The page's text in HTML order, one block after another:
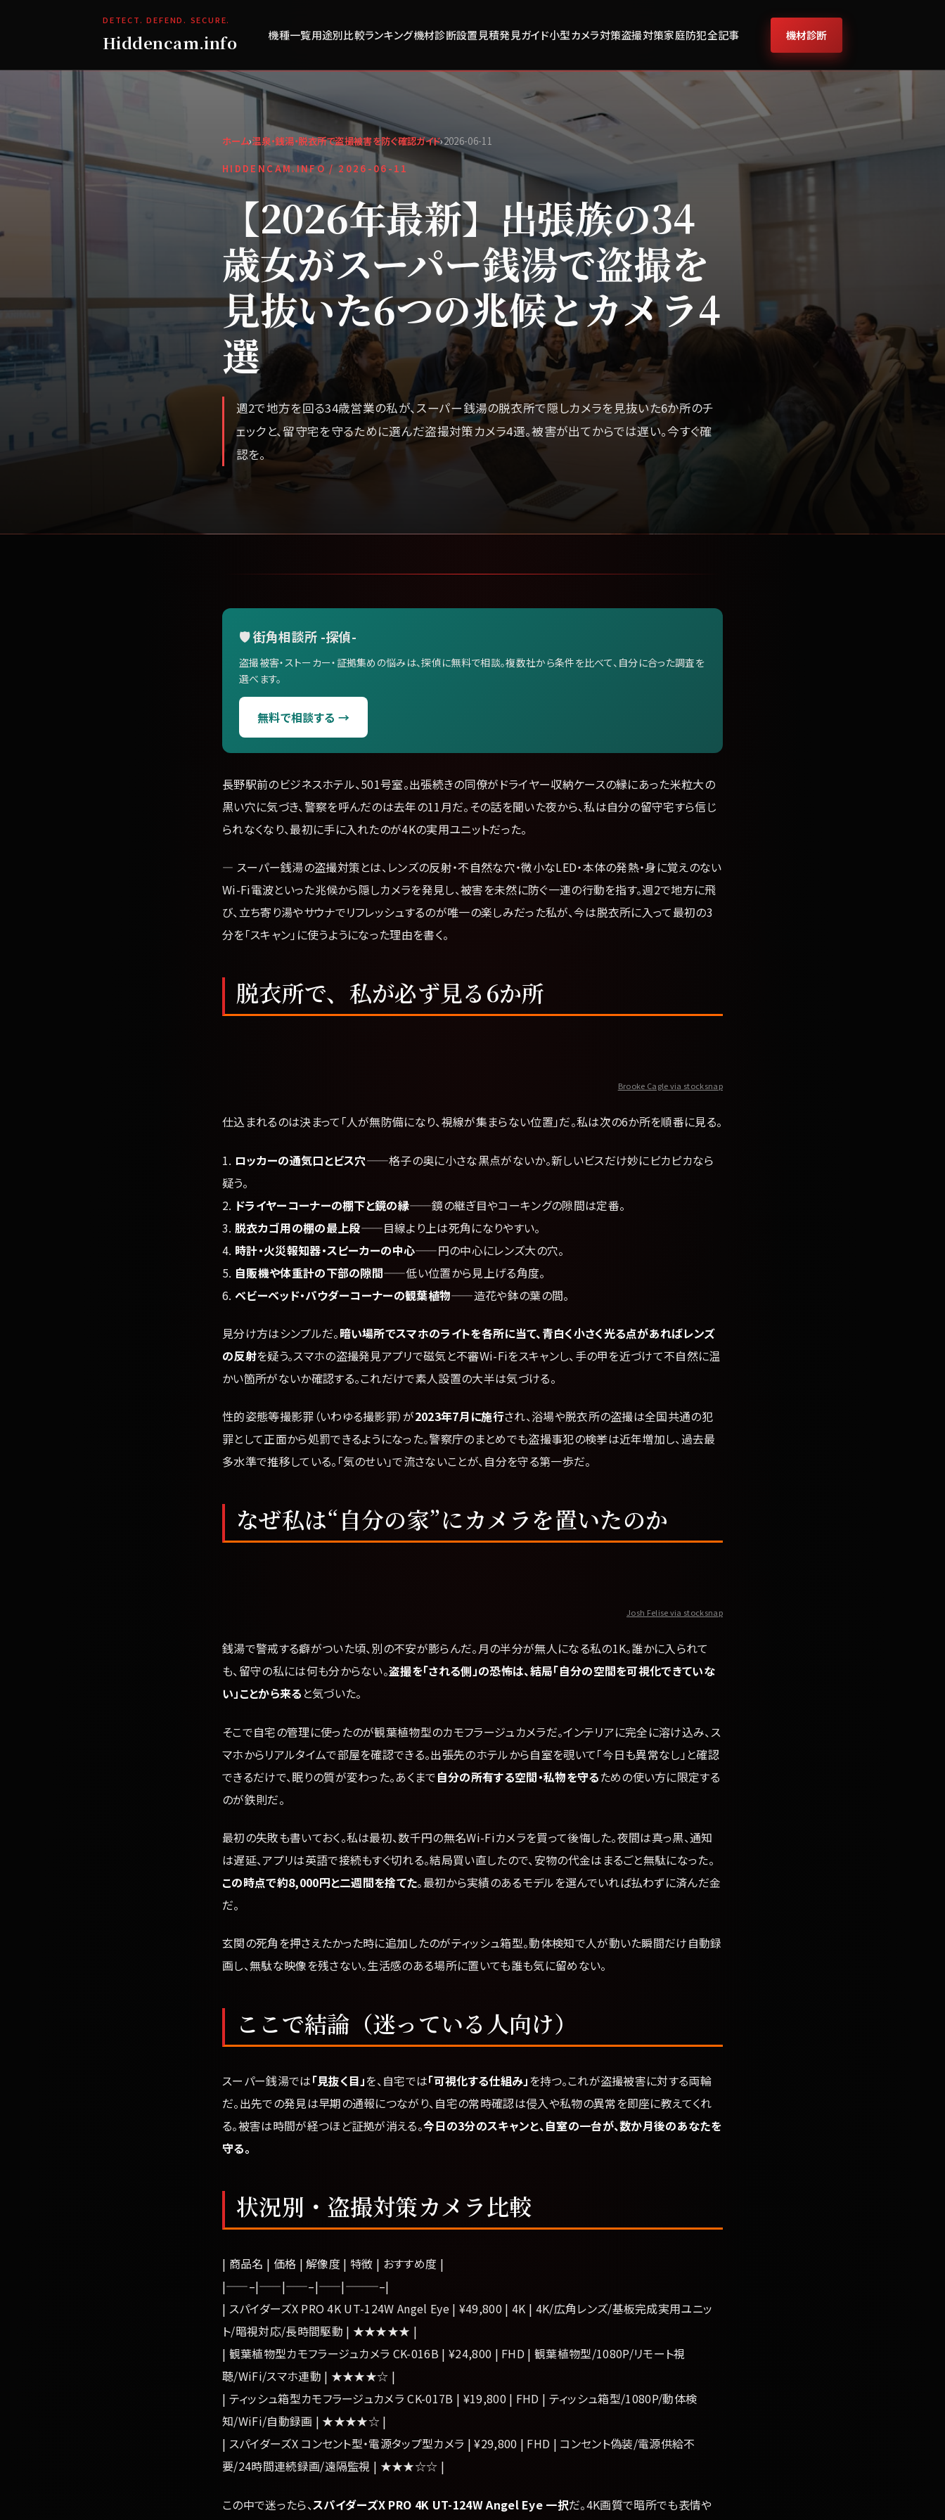
DETECT. DEFEND. SECURE.
Hiddencam.info 機種一覧用途別比較ランキング機材診断設置見積発見ガイド小型カメラ対策盗撮対策家庭防犯全記事 機材診断
ホーム›温泉・銭湯・脱衣所で盗撮被害を防ぐ確認ガイド›2026-06-11
HIDDENCAM.INFO / 2026-06-11
【2026年最新】出張族の34
歳女がスーパー銭湯で盗撮を
見抜いた6つの兆候とカメラ4
選
週2で地方を回る34歳営業の私が、スーパー銭湯の脱衣所で隠しカメラを見抜いた6か所のチ
ェックと、留守宅を守るために選んだ盗撮対策カメラ4選。被害が出てからでは遅い。今すぐ確
認を。
🛡️ 街角相談所 -探偵-
盗撮被害・ストーカー・証拠集めの悩みは、探偵に無料で相談。複数社から条件を比べて、自分に合った調査を
選べます。
無料で相談する →
長野駅前のビジネスホテル、501号室。出張続きの同僚がドライヤー収納ケースの縁にあった米粒大の
黒い穴に気づき、警察を呼んだのは去年の11月だ。その話を聞いた夜から、私は自分の留守宅すら信じ
られなくなり、最初に手に入れたのが4Kの実用ユニットだった。
— スーパー銭湯の盗撮対策とは、レンズの反射・不自然な穴・微小なLED・本体の発熱・身に覚えのない
Wi-Fi電波といった兆候から隠しカメラを発見し、被害を未然に防ぐ一連の行動を指す。週2で地方に飛
び、立ち寄り湯やサウナでリフレッシュするのが唯一の楽しみだった私が、今は脱衣所に入って最初の3
分を「スキャン」に使うようになった理由を書く。
脱衣所で、私が必ず見る6か所
Brooke Cagle via stocksnap
仕込まれるのは決まって「人が無防備になり、視線が集まらない位置」だ。私は次の6か所を順番に見る。
1. ロッカーの通気口とビス穴——格子の奥に小さな黒点がないか。新しいビスだけ妙にピカピカなら
疑う。
2. ドライヤーコーナーの棚下と鏡の縁——鏡の継ぎ目やコーキングの隙間は定番。
3. 脱衣カゴ用の棚の最上段——目線より上は死角になりやすい。
4. 時計・火災報知器・スピーカーの中心——円の中心にレンズ大の穴。
5. 自販機や体重計の下部の隙間——低い位置から見上げる角度。
6. ベビーベッド・パウダーコーナーの観葉植物——造花や鉢の葉の間。
見分け方はシンプルだ。暗い場所でスマホのライトを各所に当て、青白く小さく光る点があればレンズ
の反射を疑う。スマホの盗撮発見アプリで磁気と不審Wi-Fiをスキャンし、手の甲を近づけて不自然に温
かい箇所がないか確認する。これだけで素人設置の大半は気づける。
性的姿態等撮影罪（いわゆる撮影罪）が2023年7月に施行され、浴場や脱衣所の盗撮は全国共通の犯
罪として正面から処罰できるようになった。警察庁のまとめでも盗撮事犯の検挙は近年増加し、過去最
多水準で推移している。「気のせい」で流さないことが、自分を守る第一歩だ。
なぜ私は“自分の家”にカメラを置いたのか
Josh Felise via stocksnap
銭湯で警戒する癖がついた頃、別の不安が膨らんだ。月の半分が無人になる私の1K。誰かに入られて
も、留守の私には何も分からない。盗撮を「される側」の恐怖は、結局「自分の空間を可視化できていな
い」ことから来る と気づいた。
そこで自宅の管理に使ったのが観葉植物型のカモフラージュカメラだ。インテリアに完全に溶け込み、ス
マホからリアルタイムで部屋を確認できる。出張先のホテルから自室を覗いて「今日も異常なし」と確認
できるだけで、眠りの質が変わった。あくまで自分の所有する空間・私物を守るための使い方に限定する
のが鉄則だ。
最初の失敗も書いておく。私は最初、数千円の無名Wi-Fiカメラを買って後悔した。夜間は真っ黒、通知
は遅延、アプリは英語で接続もすぐ切れる。結局買い直したので、安物の代金はまるごと無駄になった。
この時点で約8,000円と二週間を捨てた。最初から実績のあるモデルを選んでいれば払わずに済んだ金
だ。
玄関の死角を押さえたかった時に追加したのがティッシュ箱型。動体検知で人が動いた瞬間だけ自動録
画し、無駄な映像を残さない。生活感のある場所に置いても誰も気に留めない。
ここで結論（迷っている人向け）
スーパー銭湯では「見抜く目」を、自宅では「可視化する仕組み」を持つ。これが盗撮被害に対する両輪
だ。出先での発見は早期の通報につながり、自宅の常時確認は侵入や私物の異常を即座に教えてくれ
る。被害は時間が経つほど証拠が消える。今日の3分のスキャンと、自室の一台が、数か月後のあなたを
守る。
状況別・盗撮対策カメラ比較
| 商品名 | 価格 | 解像度 | 特徴 | おすすめ度 |
|——–|——|——–|——|———–|
| スパイダーズX PRO 4K UT-124W Angel Eye | ¥49,800 | 4K | 4K/広角レンズ/基板完成実用ユニッ
ト/暗視対応/長時間駆動 | ★★★★★ |
| 観葉植物型カモフラージュカメラ CK-016B | ¥24,800 | FHD | 観葉植物型/1080P/リモート視
聴/WiFi/スマホ連動 | ★★★★☆ |
| ティッシュ箱型カモフラージュカメラ CK-017B | ¥19,800 | FHD | ティッシュ箱型/1080P/動体検
知/WiFi/自動録画 | ★★★★☆ |
| スパイダーズX コンセント型・電源タップ型カメラ | ¥29,800 | FHD | コンセント偽装/電源供給不
要/24時間連続録画/遠隔監視 | ★★★☆☆ |
この中で迷ったら、スパイダーズX PRO 4K UT-124W Angel Eye 一択だ。4K画質で暗所でも表情や